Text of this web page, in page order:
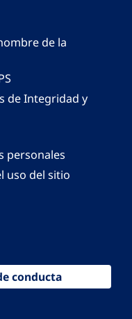
de la
de Integridad y
personales
uso del sitio
conducta